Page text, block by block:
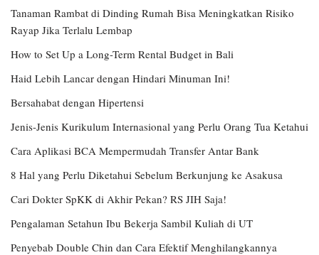
Tanaman Rambat di Dinding Rumah Bisa Meningkatkan Risiko
Rayap Jika Terlalu Lembap
How to Set Up a Long-Term Rental Budget in Bali
Haid Lebih Lancar dengan Hindari Minuman Ini!
Bersahabat dengan Hipertensi
Jenis-Jenis Kurikulum Internasional yang Perlu Orang Tua Ketahui
Cara Aplikasi BCA Mempermudah Transfer Antar Bank
8 Hal yang Perlu Diketahui Sebelum Berkunjung ke Asakusa
Cari Dokter SpKK di Akhir Pekan? RS JIH Saja!
Pengalaman Setahun Ibu Bekerja Sambil Kuliah di UT
Penyebab Double Chin dan Cara Efektif Menghilangkannya